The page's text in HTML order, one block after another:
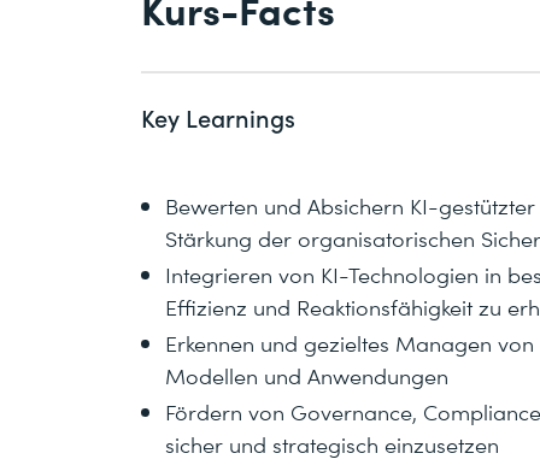
Key Learnings
Bewerten und Absichern KI-
Stärkung der organisatorischen
Integrieren von KI-Technologien in
Effizienz und Reaktionsfähigkeit zu
Erkennen und gezieltes Managen
Modellen und Anwendungen
Fördern von Governance,
sicher und strategisch einzusetzen